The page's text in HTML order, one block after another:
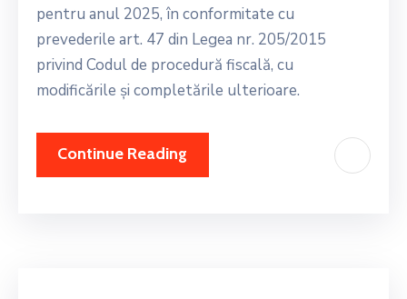
pentru anul 2025, în conformitate cu
prevederile art. 47 din Legea nr. 205/2015
privind Codul de procedură fiscală, cu
modificările și completările ulterioare.
Continue Reading